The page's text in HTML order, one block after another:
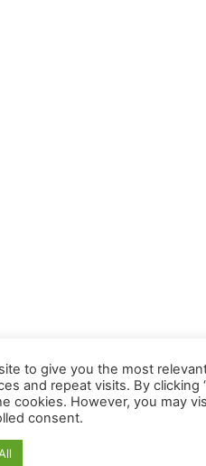
to give you the most
and repeat visits. By clicking
cookies. However, you may
consent.